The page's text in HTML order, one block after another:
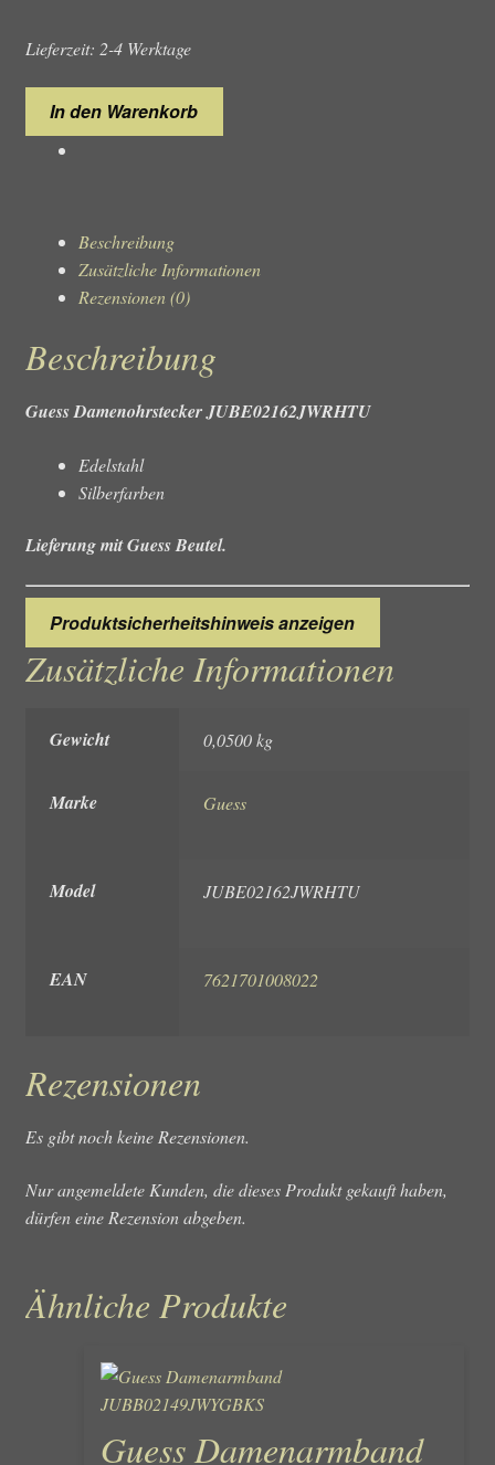
Lieferzeit: 2-4 Werktage
Guess
JUBE02162JWRHTU
In den Warenkorb
Beschreibung
Zusätzliche Informationen
Rezensionen (0)
Beschreibung
Guess Damenohrstecker JUBE02162JWRHTU
Edelstahl
Silberfarben
Lieferung mit Guess Beutel.
Produktsicherheitshinweis anzeigen
Zusätzliche Informationen
Gewicht 0,0500 kg
Marke Guess
Model JUBE02162JWRHTU
EAN 7621701008022
Rezensionen
Es gibt noch keine Rezensionen.
Nur angemeldete Kunden, die dieses Produkt gekauft haben,
dürfen eine Rezension abgeben.
Ähnliche Produkte
Guess Damenarmband